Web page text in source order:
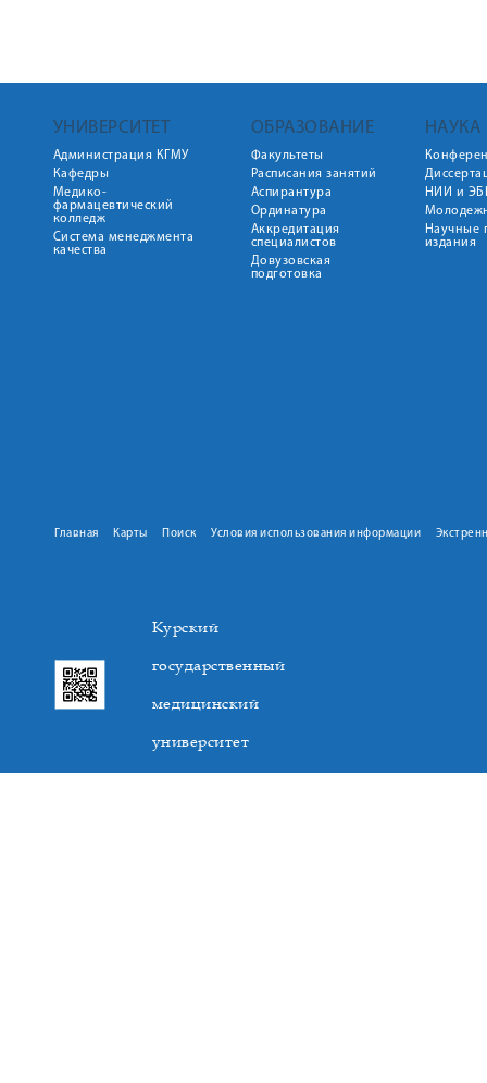
УНИВЕРСИТЕТ
Администрация КГМУ
Кафедры
Медико-
фармацевтический
колледж
Система менеджмента
качества
ОБРАЗОВАНИЕ
Факультеты
Расписания занятий
Аспирантура
Ординатура
Аккредитация
специалистов
Довузовская
подготовка
НАУКА
НИИ и
Научные
издания
Главная Карты Поиск Условия использования информации
Курский
государственный
медицинский
университет